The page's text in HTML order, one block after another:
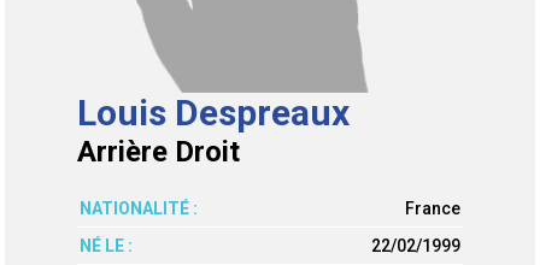
Louis Despreaux
Arrière Droit
NATIONALITÉ :
France
NÉ LE :
22/02/1999